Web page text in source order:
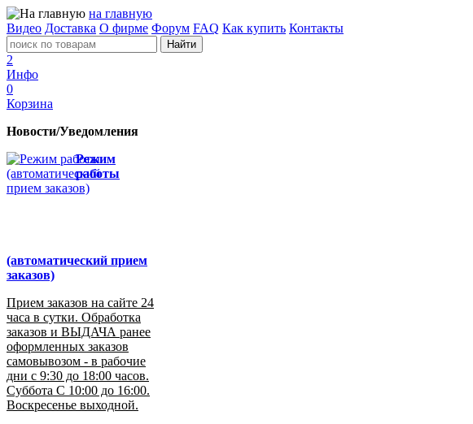
на главную
Видео Доставка О фирме Форум FAQ Как купить Контакты
2
Инфо
0
Корзина
Новости/Уведомления
Режим
работы
(автоматический прием
заказов)
Прием заказов на сайте 24
часа в сутки. Обработка
заказов и ВЫДАЧА ранее
оформленных заказов
самовывозом - в рабочие
дни с 9:30 до 18:00 часов.
Суббота С 10:00 до 16:00.
Воскресенье выходной.